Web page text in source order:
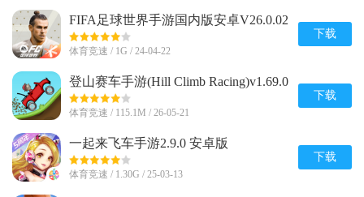
FIFA足球世界手游国内版安卓V26.0.02
官方最新版
体育竞速 / 1G / 24-04-22
下载
登山赛车手游(Hill Climb Racing)v1.69.0
安卓正版
体育竞速 / 115.1M / 26-05-21
下载
一起来飞车手游2.9.0 安卓版
体育竞速 / 1.30G / 25-03-13
下载